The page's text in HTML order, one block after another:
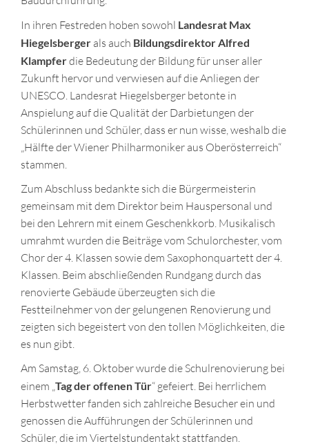
In ihren Festreden hoben sowohl Landesrat Max
Hiegelsberger als auch Bildungsdirektor Alfred
Klampferdie Bedeutung der Bildung für unser aller
Zukunft hervor und verwiesen auf die Anliegen der
UNESCO. Landesrat Hiegelsberger betonte in
Anspielung auf die Qualität der Darbietungen der
Schülerinnen und Schüler, dass er nun wisse, weshalb die
„Hälfte der Wiener Philharmoniker aus Oberösterreich“
stammen.
Zum Abschluss bedankte sich die Bürgermeisterin
gemeinsam mit dem Direktor beim Hauspersonal und
bei den Lehrern mit einem Geschenkkorb. Musikalisch
umrahmt wurden die Beiträge vom Schulorchester, vom
Chor der 4. Klassen sowie dem Saxophonquartett der 4.
Klassen. Beim abschließenden Rundgang durch das
renovierte Gebäude überzeugten sich die
Festteilnehmer von der gelungenen Renovierung und
zeigten sich begeistert von den tollen Möglichkeiten, die
es nun gibt.
Am Samstag, 6. Oktober wurde die Schulrenovierung bei
einem „Tag der offenen Tür“ gefeiert. Bei herrlichem
Herbstwetter fanden sich zahlreiche Besucher ein und
genossen die Aufführungen der Schülerinnen und
Schüler, die im Viertelstundentakt stattfanden.